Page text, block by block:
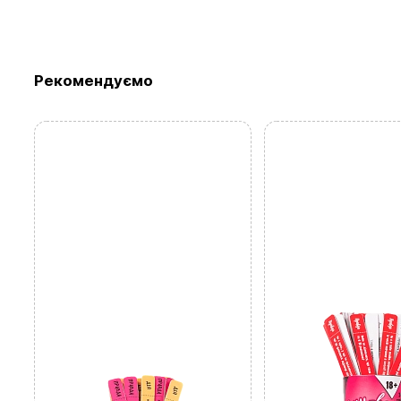
Рекомендуємо